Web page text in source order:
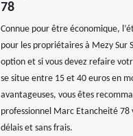
78
Connue pour être économique,
pour les propriétaires à Mezy Sur
option et si vous devez refaire
se situe entre 15 et 40 euros en
avantageuses, vous êtes
professionnel Marc Etancheité
délais et sans frais.